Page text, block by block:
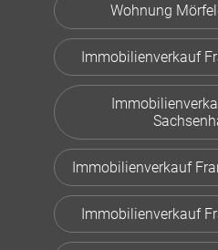
Wohnung
Immobilienverkauf
Immobilienverkauf
Immobilienverkauf